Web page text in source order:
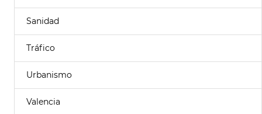
Sanidad
Tráfico
Urbanismo
Valencia